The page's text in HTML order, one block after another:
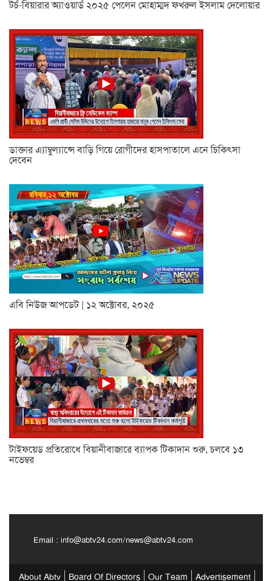
টর্চ-বিয়ারার অ্যাওয়ার্ড ২০২৫ পেলেন মোহাম্মদ ফখরুল ইসলাম দেলোয়ার
ডাক্তার এ্যাম্বুল্যান্সে বাড়ি গিয়ে রোগীদের হাসপাতালে এনে চিকিৎসা
দেবেন
এবি নিউজ আপডেট | ১২ অক্টোবর, ২০২৫
টাইফয়েড প্রতিরোধে বিয়ানীবাজারে ব্যাপক টিকাদান শুরু, চলবে ১৩
নভেম্বর
Email : info@abtv24.com/news@abtv24.com
About Abtv Board Of Directors Our Team Advertisement